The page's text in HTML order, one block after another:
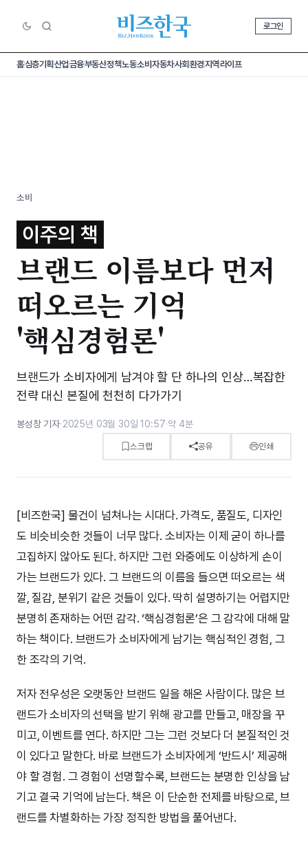
로그인
홈심층기획산업금융부동산정책노동소비 자동차사회환경지역라이프
소비
이주의 책
브랜드 이름보다 먼저
떠오르는 기억
'핵심경험론'
브랜드가 소비자에게 남겨야 할 단 하나의 인상…복잡한
전략 대신 본질에 천천히 다가가기
봉성창 기자·2025년 03월 30일 10:57·약 4분
스크랩 공유 인쇄
[비즈한국] 물건이 넘쳐나는 시대다. 가격도, 품질도, 디자인
도 비슷비슷한 것들이 너무 많다. 소비자는 이제 굳이 하나를
고집하지 않아도 된다. 하지만 그런 와중에도 이상하게 손이
가는 브랜드가 있다. 그 브랜드의 이름을 들으면 떠오르는 색
깔, 질감, 분위기 같은 것들이 있다. 딱히 설명하기는 어렵지만
분명히 존재하는 어떤 감각. ‘핵심경험론’은 그 감각에 대해 말
하는 책이다. 브랜드가 소비자에게 남기는 핵심적인 경험, 그
한 조각의 기억.
저자 전우성은 오랫동안 브랜드 일을 해온 사람이다. 많은 브
랜드가 소비자의 선택을 받기 위해 광고를 만들고, 매장을 꾸
미고, 이벤트를 연다. 하지만 그는 그런 것보다 더 본질적인 것
이 있다고 말한다. 바로 브랜드가 소비자에게 ‘반드시’ 제공해
야 할 경험. 그 경험이 선명할수록, 브랜드는 분명한 인상을 남
기고 결국 기억에 남는다. 책은 이 단순한 전제를 바탕으로, 브
랜드를 차별화하는 가장 정직한 방법을 풀어낸다.